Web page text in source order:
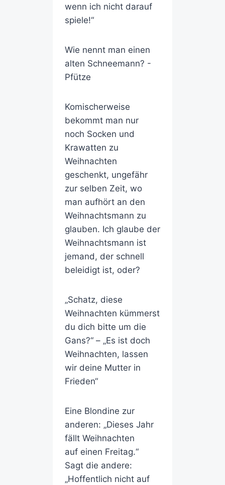
wenn ich nicht darauf
spiele!“
Wie nennt man einen
alten Schneemann? -
Pfütze
Komischerweise
bekommt man nur
noch Socken und
Krawatten zu
Weihnachten
geschenkt, ungefähr
zur selben Zeit, wo
man aufhört an den
Weihnachtsmann zu
glauben. Ich glaube der
Weihnachtsmann ist
jemand, der schnell
beleidigt ist, oder?
„Schatz, diese
Weihnachten kümmerst
du dich bitte um die
Gans?“ – „Es ist doch
Weihnachten, lassen
wir deine Mutter in
Frieden“
Eine Blondine zur
anderen: „Dieses Jahr
fällt Weihnachten
auf einen Freitag.“
Sagt die andere:
„Hoffentlich nicht auf